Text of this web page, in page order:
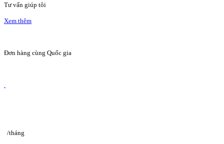
Tư vấn giúp tôi
Xem thêm
Đơn hàng cùng Quốc gia
/tháng